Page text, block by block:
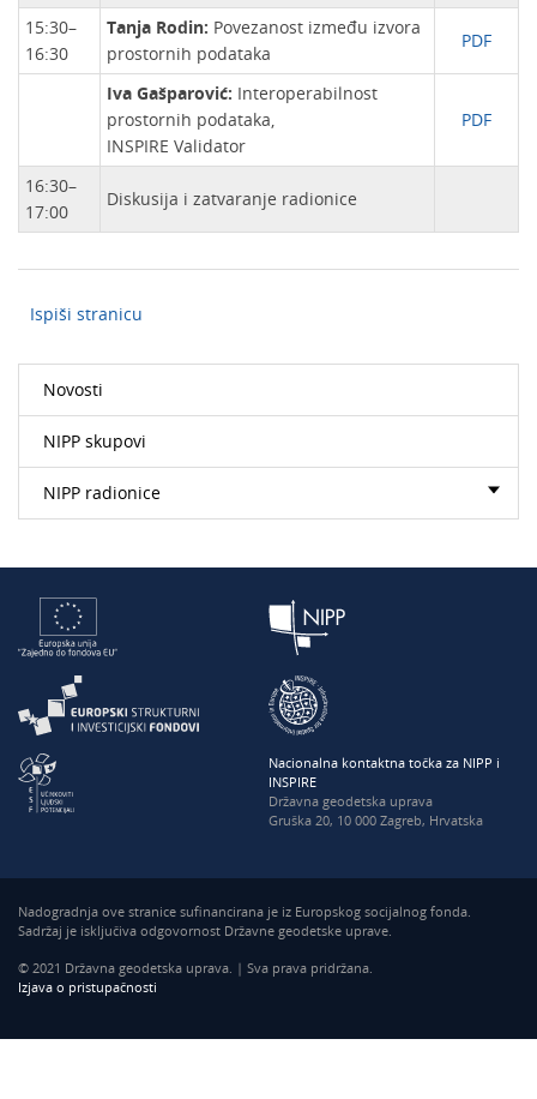
15:30–
16:30
Tanja Rodin: Povezanost između izvora
prostornih podataka
PDF
Iva Gašparović: Interoperabilnost
prostornih podataka,
INSPIRE Validator
PDF
16:30–
17:00
Diskusija i zatvaranje radionice
Ispiši stranicu
Novosti
NIPP skupovi
NIPP radionice
Nacionalna kontaktna točka za NIPP i
INSPIRE
Državna geodetska uprava
Gruška 20, 10 000 Zagreb, Hrvatska
Nadogradnja ove stranice sufinancirana je iz Europskog socijalnog fonda.
Sadržaj je isključiva odgovornost Državne geodetske uprave.
© 2021 Državna geodetska uprava. | Sva prava pridržana.
Izjava o pristupačnosti